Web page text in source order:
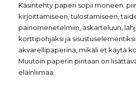
Käsintehty paperi sopii moneen:
kirjoittamiseen, tulostamiseen,
painomenetelmiin, askarteluun,
korttipohjaksi ja
akvarellipaperina, mikäli et käytä
Muutoin paperin pintaan on
eläinliimaa.